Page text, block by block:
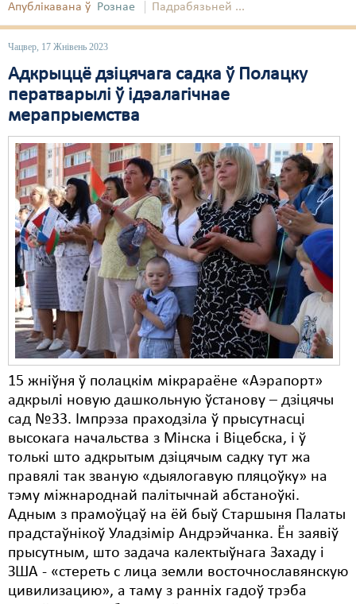
Апублікавана ў Рознае Падрабязьней ...
Чацвер, 17 Жнівень 2023
Адкрыццё дзіцячага садка ў Полацку
ператварылі ў ідэалагічнае
мерапрыемства
15 жніўня ў полацкім мікрараёне «Аэрапорт»
адкрылі новую дашкольную ўстанову – дзіцячы
сад №33. Імпрэза праходзіла ў прысутнасці
высокага начальства з Мінска і Віцебска, і ў
толькі што адкрытым дзіцячым садку тут жа
правялі так званую «дыялогавую пляцоўку» на
тэму міжнароднай палітычнай абстаноўкі.
Адным з прамоўцаў на ёй быў Старшыня Палаты
прадстаўнікоў Уладзімір Андрэйчанка. Ён заявіў
прысутным, што задача калектыўнага Захаду і
ЗША - «стереть с лица земли восточнославянскую
цивилизацию», а таму з ранніх гадоў трэба